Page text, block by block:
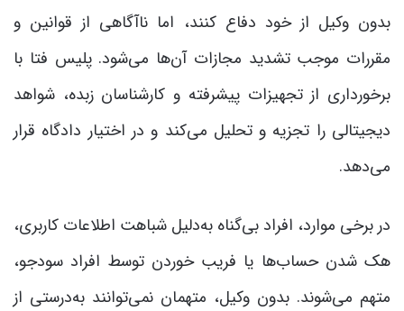
بدون وکیل از خود دفاع کنند، اما ناآگاهی از قوانین و
مقررات موجب تشدید مجازات آن‌ها می‌شود. پلیس فتا با
برخورداری از تجهیزات پیشرفته و کارشناسان زبده، شواهد
دیجیتالی را تجزیه و تحلیل می‌کند و در اختیار دادگاه قرار
می‌دهد.
در برخی موارد، افراد بی‌گناه به‌دلیل شباهت اطلاعات کاربری،
هک شدن حساب‌ها یا فریب خوردن توسط افراد سودجو،
متهم می‌شوند. بدون وکیل، متهمان نمی‌توانند به‌درستی از